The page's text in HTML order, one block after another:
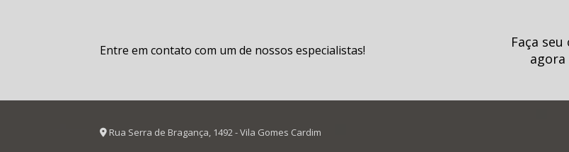
Entre em contato com um de nossos especialistas!
Faça
agora
Rua Serra de Bragança, 1492 - Vila Gomes Cardim